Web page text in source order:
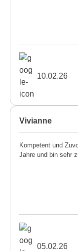
10.02.26
Vivianne
Kompetent und
Jahre und bin sehr
05.02.26